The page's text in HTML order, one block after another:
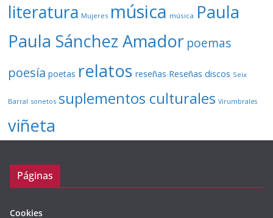
literatura Mujeres música música Paula
Paula Sánchez Amador poemas
poesía poetas relatos reseñas Reseñas discos Seix
Barral sonetos suplementos culturales Virumbrales
viñeta
Páginas
Cookies